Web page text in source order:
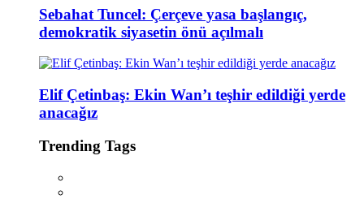
Sebahat Tuncel: Çerçeve yasa başlangıç,
demokratik siyasetin önü açılmalı
Elif Çetinbaş: Ekin Wan’ı teşhir edildiği yerde
anacağız
Trending Tags